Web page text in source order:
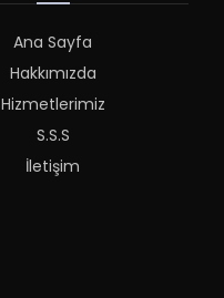
Ana Sayfa
Hakkımızda
Hizmetlerimiz
S.S.S
İletişim